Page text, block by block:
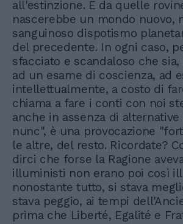
all'estinzione. E da quelle
nascerebbe un mondo nuovo,
sanguinoso dispotismo
del precedente. In ogni caso,
sfacciato e scandaloso che
ad un esame di coscienza, ad
intellettualmente, a costo di
chiama a fare i conti con noi
anche in assenza di
nunc", è una provocazione
le altre, del resto. Ricordate?
dirci che forse la Ragione
illuministi non erano poi così
nonostante tutto, si stava
stava peggio, ai tempi
prima che Liberté, Egalité e